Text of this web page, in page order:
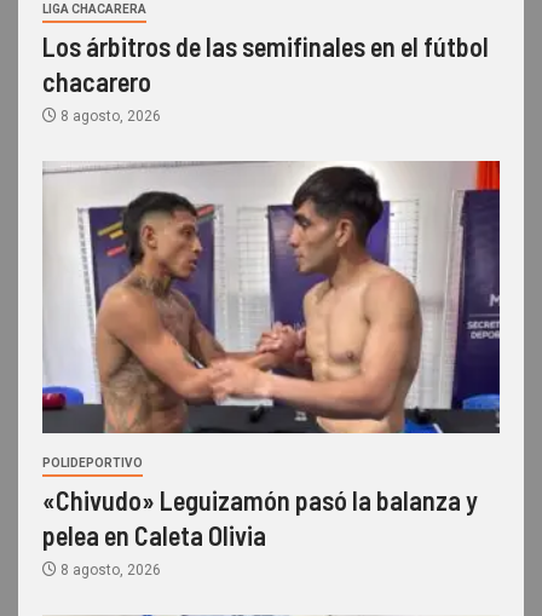
LIGA CHACARERA
Los árbitros de las semifinales en el fútbol
chacarero
8 agosto, 2026
POLIDEPORTIVO
«Chivudo» Leguizamón pasó la balanza y
pelea en Caleta Olivia
8 agosto, 2026